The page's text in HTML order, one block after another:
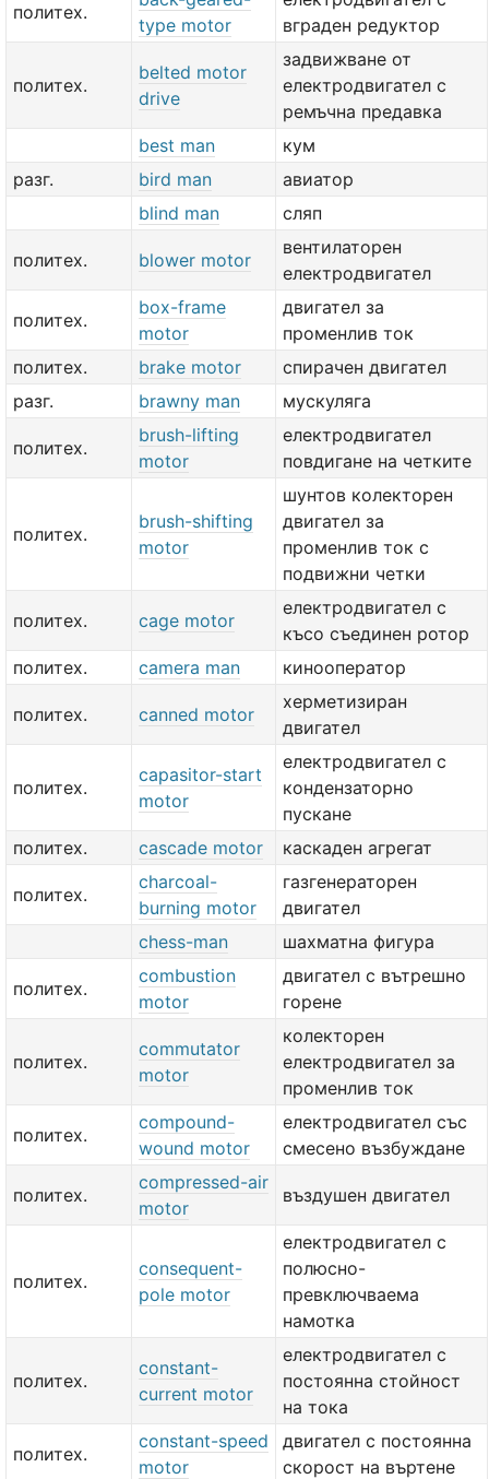
политех.
type motor
вграден редуктор
политех.
belted motor
drive
задвижване от
електродвигател с
ремъчна предавка
best man
кум
разг.
bird man
авиатор
blind man
сляп
политех. blower motor
вентилаторен
електродвигател
политех.
box-frame
motor
двигател за
променлив ток
политех.
brake motor
спирачен двигател
разг.
brawny man мускуляга
политех.
brush-lifting
motor
електродвигател
повдигане на четките
политех.
brush-shifting
motor
шунтов колекторен
двигател за
променлив ток с
подвижни четки
политех. cage motor
електродвигател с
късо съединен ротор
политех.
camera man кинооператор
политех. canned motor
херметизиран
двигател
политех.
capasitor-start
motor
електродвигател с
кондензаторно
пускане
политех.
cascade motor каскаден агрегат
политех.
charcoal-
burning motor
газгенераторен
двигател
chess-man
шахматна фигура
политех.
combustion
motor
двигател с вътрешно
горене
политех.
commutator
motor
колекторен
електродвигател за
променлив ток
политех.
compound-
wound motor
електродвигател със
смесено възбуждане
политех.
compressed-air
motor
въздушен двигател
политех.
consequent-
pole motor
електродвигател с
полюсно-
превключваема
намотка
политех.
constant-
current motor
електродвигател с
постоянна стойност
на тока
политех.
constant-speed
motor
двигател с постоянна
скорост на въртене